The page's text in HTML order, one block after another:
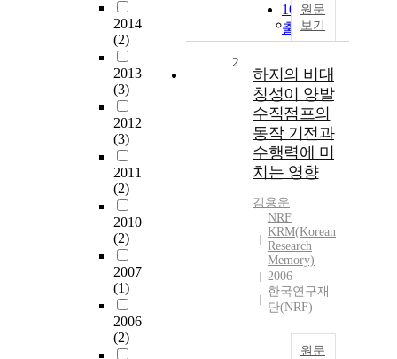
2014
(2)
2013
(3)
2012
(3)
2011
(2)
2010
(2)
2007
(1)
2006
(2)
100개씩
출력
원문
보기
2
하지의 비대
칭성이 양발
수직점프의
동작 기전과
수행력에 미
치는 영향
김용운
NRF
KRM(Korean
Research
Memory)
2006
한국연구재
단(NRF)
원문